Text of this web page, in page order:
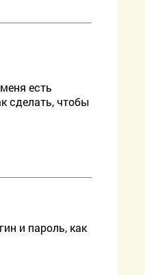
есть
сделать, чтобы
и пароль, как